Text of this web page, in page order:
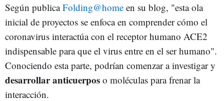
Según publicaFolding@home en su blog, "esta ola
inicial de proyectos se enfoca en comprender cómo el
coronavirus interactúa con el receptor humano ACE2
indispensable para que el virus entre en el ser humano".
Conociendo esta parte, podrían comenzar a investigar y
desarrollar anticuerpos o moléculas para frenar la
interacción.